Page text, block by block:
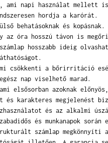
napi használat mellett is
hordja a karórát.
behatásoknak és kopásnak.
az óra hosszú távon is
hosszabb ideig
csökkenti a bőrirritáció
nap viselhető marad.
elsősorban azoknak
és karakteres megjelenést
és az alkalmi
és munkanapok során
számlap megkönnyíti